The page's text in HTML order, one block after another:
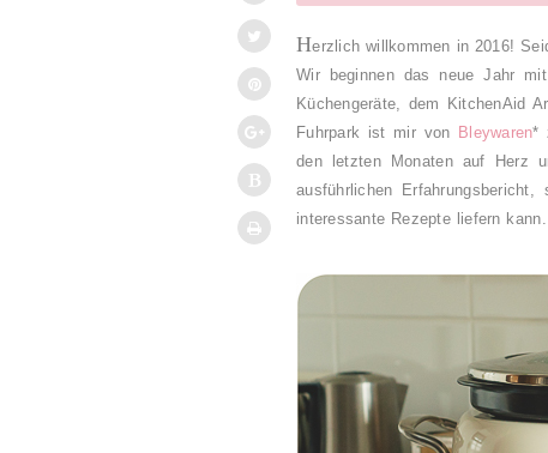
Herzlich willkommen in 2016!
Wir beginnen das neue Jahr
Küchengeräte, dem KitchenAid
Fuhrpark ist mir von Bleywaren*
den letzten Monaten auf Herz
ausführlichen
interessante Rezepte liefern